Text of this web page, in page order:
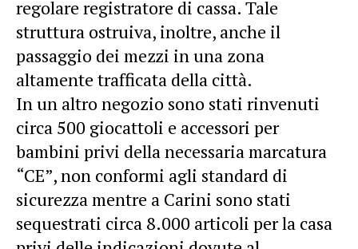
regolare registratore di cassa. Tale
struttura ostruiva, inoltre, anche il
passaggio dei mezzi in una zona
altamente trafficata della città.
In un altro negozio sono stati rinvenuti
circa 500 giocattoli e accessori per
bambini privi della necessaria marcatura
“CE”, non conformi agli standard di
sicurezza mentre a Carini sono stati
sequestrati circa 8.000 articoli per la casa